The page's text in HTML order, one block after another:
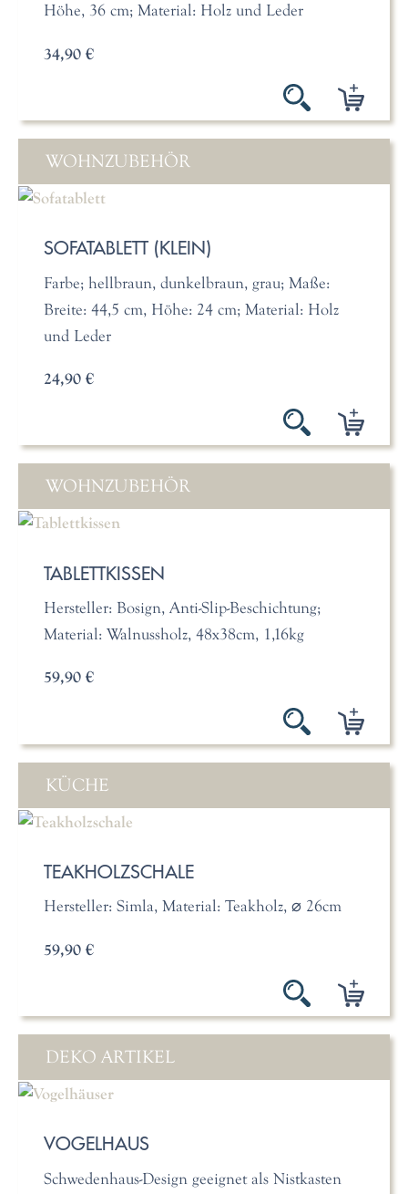
Höhe, 36 cm; Material: Holz und Leder
34,90 €
WOHNZUBEHÖR
SOFATABLETT (KLEIN)
Farbe; hellbraun, dunkelbraun, grau; Maße:
Breite: 44,5 cm, Höhe: 24 cm; Material: Holz
und Leder
24,90 €
WOHNZUBEHÖR
TABLETTKISSEN
Hersteller: Bosign, Anti-Slip-Beschichtung;
Material: Walnussholz, 48x38cm, 1,16kg
59,90 €
KÜCHE
TEAKHOLZSCHALE
Hersteller: Simla, Material: Teakholz, ⌀ 26cm
59,90 €
DEKO ARTIKEL
VOGELHAUS
Schwedenhaus-Design geeignet als Nistkasten